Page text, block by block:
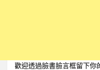
歡迎透過臉書臉言框留下你